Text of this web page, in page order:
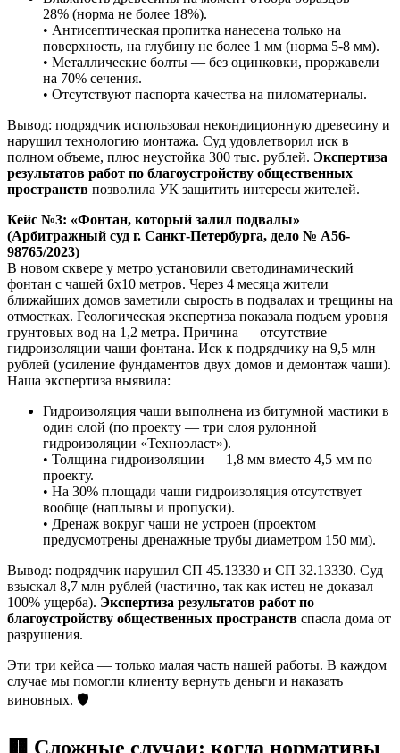
28% (норма не более 18%).
• Антисептическая пропитка нанесена только на
поверхность, на глубину не более 1 мм (норма 5-8 мм).
• Металлические болты — без оцинковки, проржавели
на 70% сечения.
• Отсутствуют паспорта качества на пиломатериалы.
Вывод: подрядчик использовал некондиционную древесину и
нарушил технологию монтажа. Суд удовлетворил иск в
полном объеме, плюс неустойка 300 тыс. рублей. Экспертиза
результатов работ по благоустройству общественных
пространств позволила УК защитить интересы жителей.
Кейс №3: «Фонтан, который залил подвалы»
(Арбитражный суд г. Санкт-Петербурга, дело № А56-
98765/2023)
В новом сквере у метро установили светодинамический
фонтан с чашей 6х10 метров. Через 4 месяца жители
ближайших домов заметили сырость в подвалах и трещины на
отмостках. Геологическая экспертиза показала подъем уровня
грунтовых вод на 1,2 метра. Причина — отсутствие
гидроизоляции чаши фонтана. Иск к подрядчику на 9,5 млн
рублей (усиление фундаментов двух домов и демонтаж чаши).
Наша экспертиза выявила:
Гидроизоляция чаши выполнена из битумной мастики в
один слой (по проекту — три слоя рулонной
гидроизоляции «Техноэласт»).
• Толщина гидроизоляции — 1,8 мм вместо 4,5 мм по
проекту.
• На 30% площади чаши гидроизоляция отсутствует
вообще (наплывы и пропуски).
• Дренаж вокруг чаши не устроен (проектом
предусмотрены дренажные трубы диаметром 150 мм).
Вывод: подрядчик нарушил СП 45.13330 и СП 32.13330. Суд
взыскал 8,7 млн рублей (частично, так как истец не доказал
100% ущерба). Экспертиза результатов работ по
благоустройству общественных пространств спасла дома от
разрушения.
Эти три кейса — только малая часть нашей работы. В каждом
случае мы помогли клиенту вернуть деньги и наказать
виновных. 🛡️
🟨 Сложные случаи: когда нормативы